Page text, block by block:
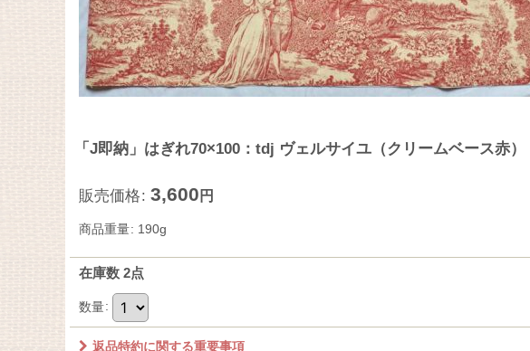
「J即納」はぎれ70×100：tdj ヴェルサイユ（クリームベース赤）
販売価格: 3,600 円
商品重量: 190g
在庫数 2点
数量:
返品特約に関する重要事項